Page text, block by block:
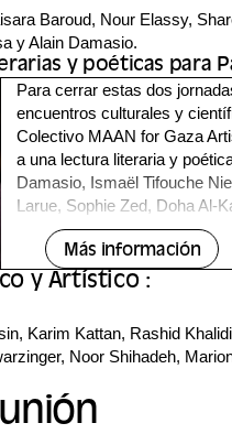
Baroud, Nour Elassy,
y Alain Damasio.
y poéticas para
Para cerrar estas dos
encuentros culturales y
Colectivo MAAN for Gaza
a una lectura literaria y
Damasio, Ismaël Tifouche
Larue, Sophie Zed, Doha Al-
Elassy y Yousef Alqedra.
Más información
y Artístico :
Karim Kattan, Rashid
Noor Shihadeh,